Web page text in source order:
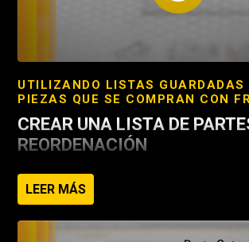
UTILIZANDO LISTAS GUARDADAS
PIEZAS QUE SE COMPRAN CON
CREAR UNA LISTA DE
REORDENACIÓN
Guarda una lista de las piezas que se
para ahorrar tiempo
Crear listas de partes para servicios
LEER MÁS